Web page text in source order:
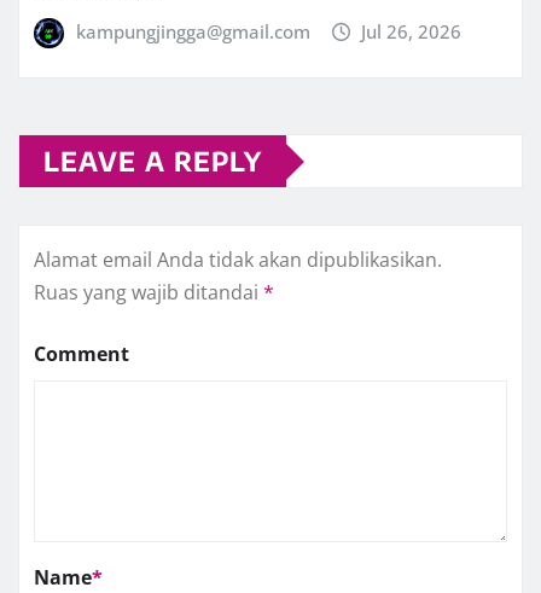
kampungjingga@gmail.com Jul 26, 2026
LEAVE A REPLY
Alamat email Anda tidak akan dipublikasikan.
Ruas yang wajib ditandai *
Comment
Name*